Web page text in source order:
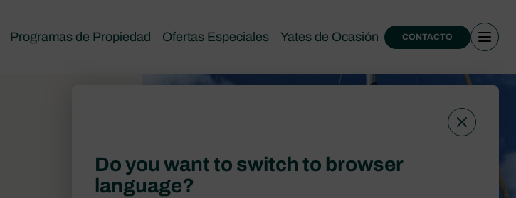
Programas de Propiedad Ofertas Especiales Yates de Ocasión CONTACTO
Do you want to switch to browser
language?